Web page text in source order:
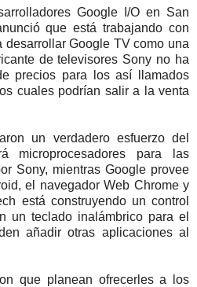
Google I/O en San
que está trabajando con
desarrollar Google TV como una
de televisores Sony no ha
precios para los así llamados
cuales podrían salir a la venta
un verdadero esfuerzo del
microprocesadores para las
Sony, mientras Google provee
el navegador Web Chrome y
está construyendo un control
un teclado inalámbrico para el
añadir otras aplicaciones al
que planean ofrecerles a los